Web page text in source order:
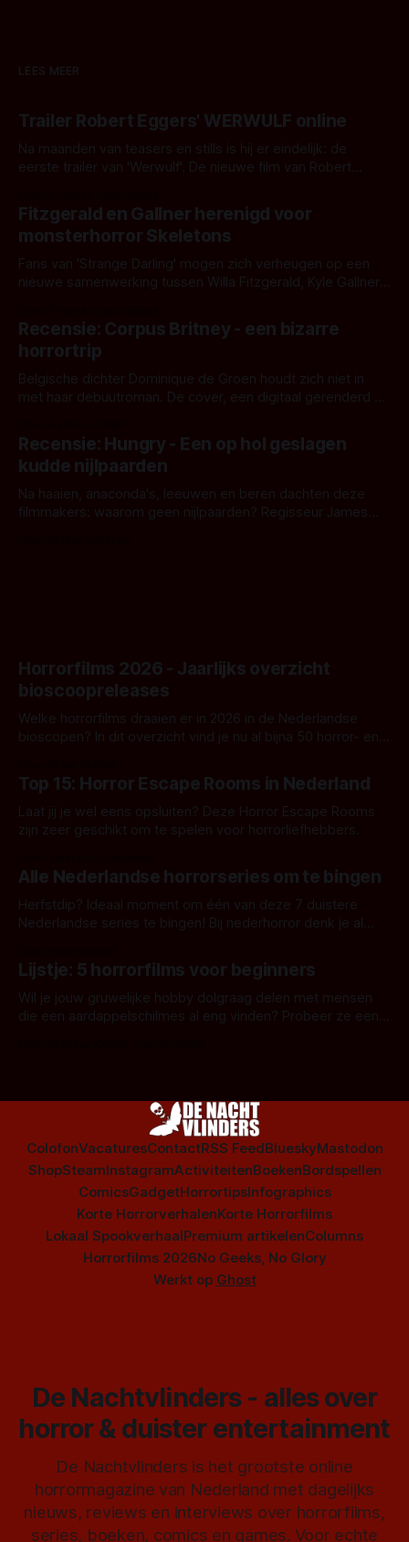
LEES MEER
Trailer Robert Eggers' WERWULF online
Na maanden van teasers en stills is hij er eindelijk: de
eerste trailer van 'Werwulf'. De nieuwe film van Robert
kille stijl vol folklore en mythe. Het topic deze keer is (kon
het het al raden?)... de weerwolf. Kijk je mee?
Fitzgerald en Gallner herenigd voor
monsterhorror Skeletons
Fans van 'Strange Darling' mogen zich verheugen op een
nieuwe samenwerking tussen Willa Fitzgerald, Kyle Gallner
'Skeletons', een nieuwe creature feature waarvoor de
opnames zijn gestart in Australië.
Recensie: Corpus Britney - een bizarre
horrortrip
Belgische dichter Dominique de Groen houdt zich niet in
met haar debuutroman. De cover, een digitaal gerenderd en
achtergrond, belooft iets kleurrijks maar onheilspellends,
iets ongrijpbaars. En dat maakt De Groen met ieder woord
waar.
Recensie: Hungry - Een op hol geslagen
kudde nijlpaarden
Na haaien, anaconda's, leeuwen en beren dachten deze
filmmakers: waarom geen nijlpaarden? Regisseur James
Horrorfilms 2026 - Jaarlijks overzicht
bioscoopreleases
Welke horrorfilms draaien er in 2026 in de Nederlandse
bioscopen? In dit overzicht vind je nu al bijna 50 horror- en
Top 15: Horror Escape Rooms in Nederland
Laat jij je wel eens opsluiten? Deze Horror Escape Rooms
zijn zeer geschikt om te spelen voor horrorliefhebbers.
Alle Nederlandse horrorseries om te bingen
Herfstdip? Ideaal moment om één van deze 7 duistere
Nederlandse series te bingen! Bij nederhorror denk je al
Amsterdamned of The Johnsons. Maar Nederlandse horror
is niet beperkt tot films. Hier een aantal Nederlandse tv-
series uit het duistere of horrorgenre. Als
Lijstje: 5 horrorfilms voor beginners
Wil je jouw gruwelijke hobby dolgraag delen met mensen
die een aardappelschilmes al eng vinden? Probeer ze eens
ColofonVacaturesContactRSS FeedBlueskyMastodon
ShopSteamInstagramActiviteitenBoekenBordspellen
ComicsGadgetHorrortipsInfographics
Korte HorrorverhalenKorte Horrorfilms
Lokaal SpookverhaalPremium artikelenColumns
Horrorfilms 2026No Geeks, No Glory
Werkt op Ghost
De Nachtvlinders - alles over
horror & duister entertainment
De Nachtvlinders is het grootste online
horrormagazine van Nederland met dagelijks
nieuws, reviews en interviews over horrorfilms,
series, boeken, comics en games. Voor echte